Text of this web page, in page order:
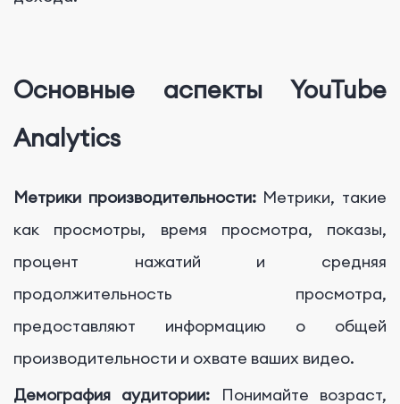
Основные аспекты YouTube
Analytics
Метрики производительности:Метрики, такие
как просмотры, время просмотра, показы,
процент нажатий и средняя
продолжительность просмотра,
предоставляют информацию о общей
производительности и охвате ваших видео.
Демография аудитории: Понимайте возраст,